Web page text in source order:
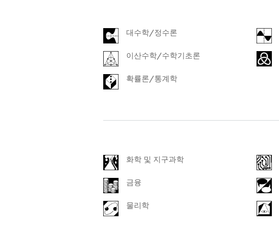
대수학/정수론
이산수학/수학기초론
확률론/통계학
화학 및 지구과학
금융
물리학